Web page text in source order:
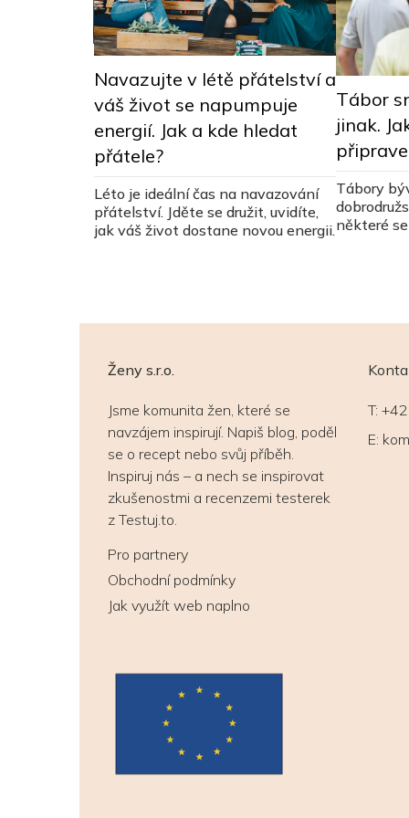
Navazujte v létě přátelství a
váš život se napumpuje
energií. Jak a kde hledat
přátele?
Léto je ideální čas na navazování
přátelství. Jděte se družit, uvidíte,
jak váš život dostane novou energii.
Tábor
jinak.
Tábory
některé
Ženy s.r.o.
Jsme komunita žen, které se
navzájem inspirují. Napiš blog, poděl
se o recept nebo svůj příběh.
Inspiruj nás – a nech se inspirovat
zkušenostmi a recenzemi testerek
z Testuj.to.
Pro partnery
Obchodní podmínky
Jak využít web naplno
T:
E: